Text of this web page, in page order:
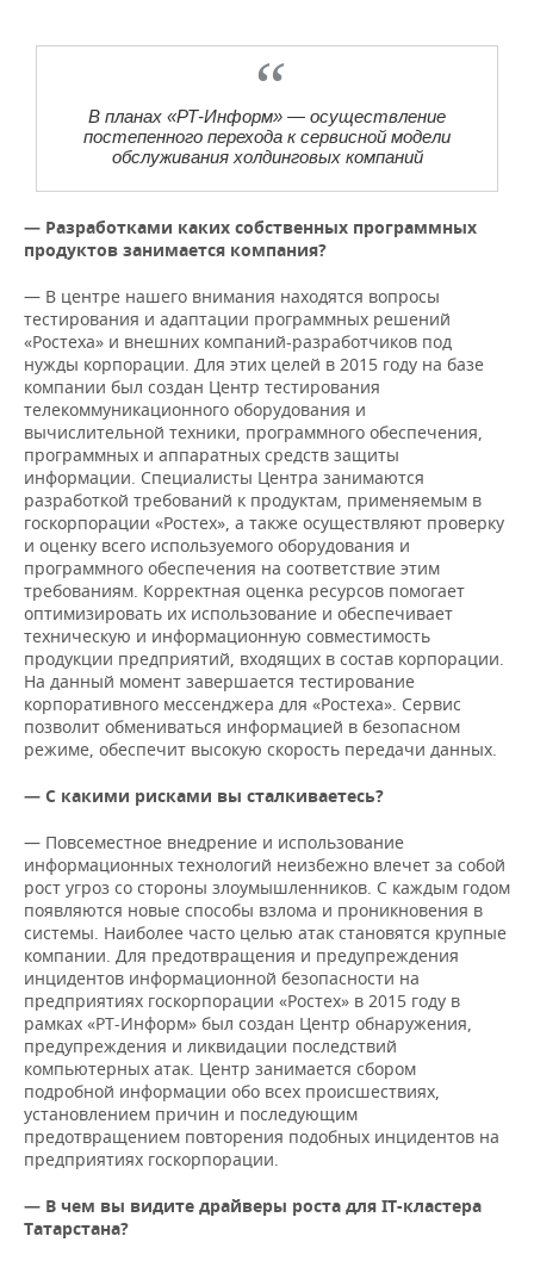
В планах «РТ-Информ» — осуществление
постепенного перехода к сервисной модели
обслуживания холдинговых компаний
— Разработками каких собственных программных
продуктов занимается компания?
— В центре нашего внимания находятся вопросы
тестирования и адаптации программных решений
«Ростеха» и внешних компаний-разработчиков под
нужды корпорации. Для этих целей в 2015 году на базе
компании был создан Центр тестирования
телекоммуникационного оборудования и
вычислительной техники, программного обеспечения,
программных и аппаратных средств защиты
информации. Специалисты Центра занимаются
разработкой требований к продуктам, применяемым в
госкорпорации «Ростех», а также осуществляют проверку
и оценку всего используемого оборудования и
программного обеспечения на соответствие этим
требованиям. Корректная оценка ресурсов помогает
оптимизировать их использование и обеспечивает
техническую и информационную совместимость
продукции предприятий, входящих в состав корпорации.
На данный момент завершается тестирование
корпоративного мессенджера для «Ростеха». Сервис
позволит обмениваться информацией в безопасном
режиме, обеспечит высокую скорость передачи данных.
— С какими рисками вы сталкиваетесь?
— Повсеместное внедрение и использование
информационных технологий неизбежно влечет за собой
рост угроз со стороны злоумышленников. С каждым годом
появляются новые способы взлома и проникновения в
системы. Наиболее часто целью атак становятся крупные
компании. Для предотвращения и предупреждения
инцидентов информационной безопасности на
предприятиях госкорпорации «Ростех» в 2015 году в
рамках «РТ-Информ» был создан Центр обнаружения,
предупреждения и ликвидации последствий
компьютерных атак. Центр занимается сбором
подробной информации обо всех происшествиях,
установлением причин и последующим
предотвращением повторения подобных инцидентов на
предприятиях госкорпорации.
— В чем вы видите драйверы роста для ІТ-кластера
Татарстана?